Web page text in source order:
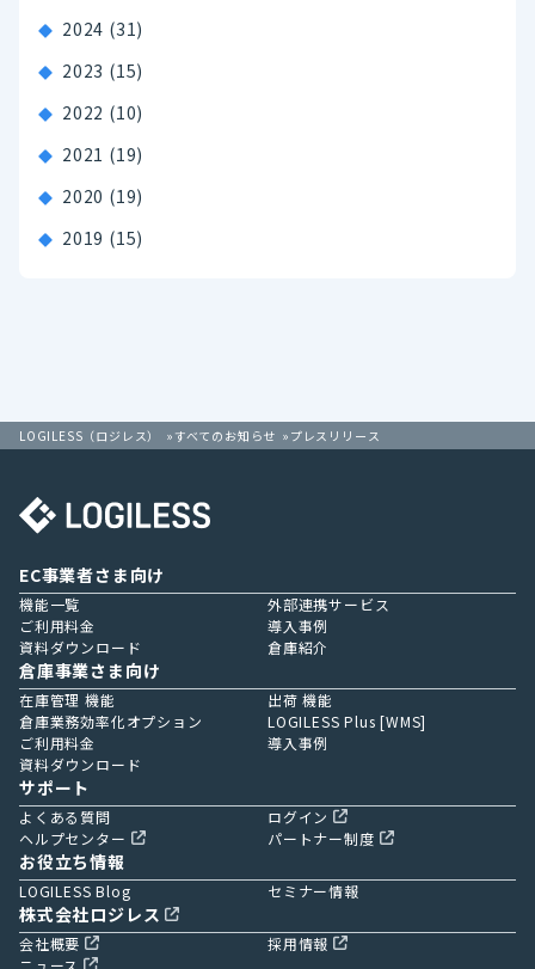
2024 (31)
2023 (15)
2022 (10)
2021 (19)
2020 (19)
2019 (15)
LOGILESS（ロジレス） すべてのお知らせ プレスリリース
EC事業者さま向け
機能一覧
外部連携サービス
ご利用料金
導入事例
資料ダウンロード
倉庫紹介
倉庫事業さま向け
在庫管理 機能
出荷 機能
倉庫業務効率化オプション
LOGILESS Plus [WMS]
ご利用料金
導入事例
資料ダウンロード
サポート
よくある質問
ログイン
ヘルプセンター
パートナー制度
お役立ち情報
LOGILESS Blog セミナー情報
株式会社ロジレス
会社概要
採用情報